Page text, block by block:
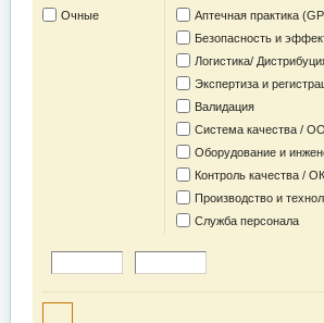
Очные
Аптечная практика
Безопасность и
Логистика/
Экспертиза и
Валидация
Система качества /
Оборудование и
Контроль качества /
Производство и
Служба персонала